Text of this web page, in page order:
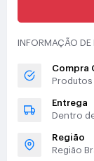
INFORMAÇÃO DE
Compra
Entrega
Dentro
Região
Região